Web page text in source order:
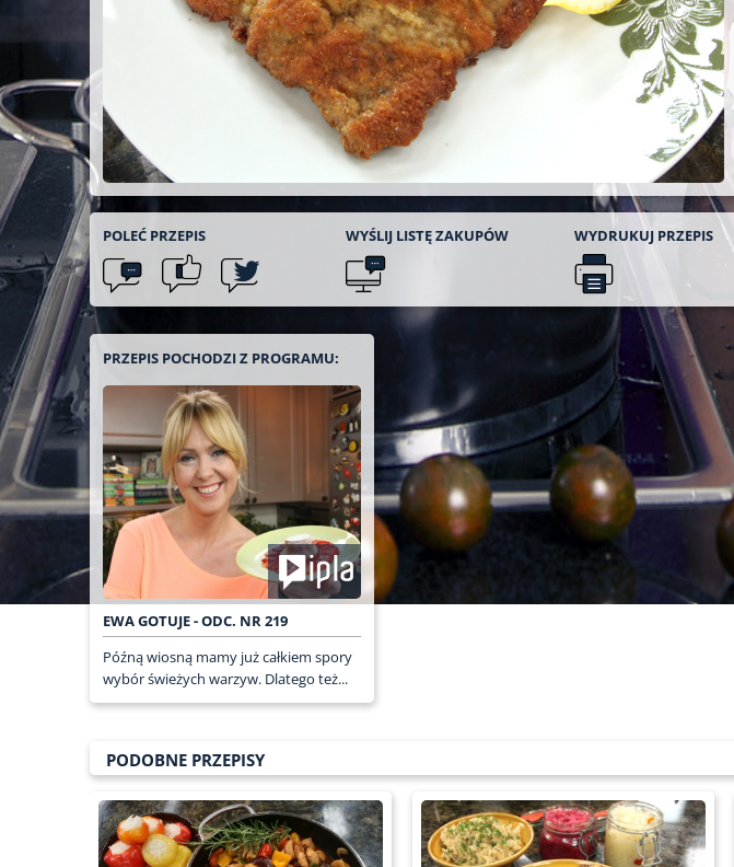
POLEĆ PRZEPIS WYŚLIJ LISTĘZAKUPÓW WYDRUKUJ PRZEPIS
PRZEPIS POCHODZI Z PROGRAMU:
EWA GOTUJE - ODC. NR 219
Późną wiosną mamy już całkiem spory
wybór świeżych warzyw. Dlatego też...
PODOBNE PRZEPISY